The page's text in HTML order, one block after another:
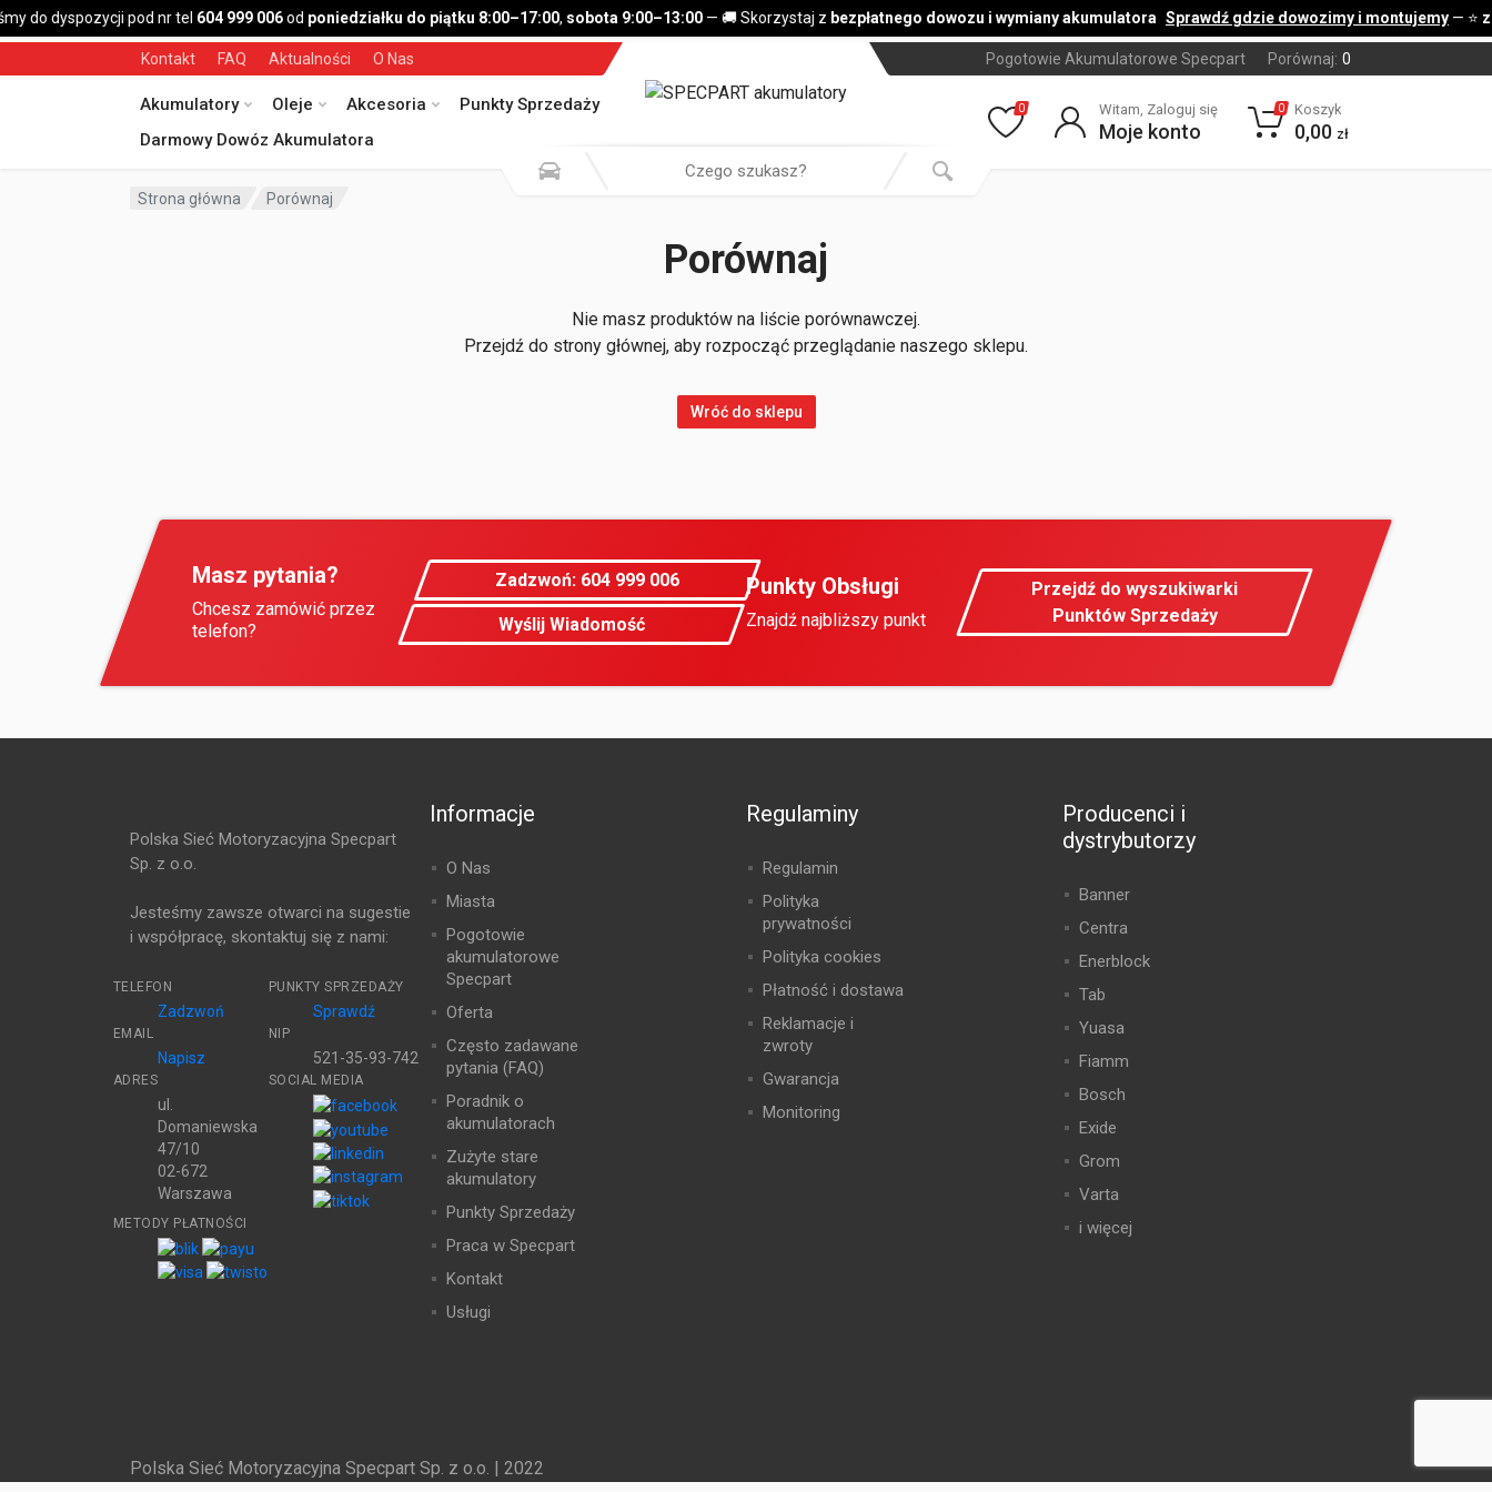
do dyspozycji pod nr tel 604 999 006od poniedziałku do piątku 8:00–17:00, sobota 9:00–13:00— 🚚 Skorzystaj z bezpłatnego dowozu i wymiany akumulatora Sprawdź gdzie dowozimy i montujemy— ⭐
Kontakt FAQ Aktualności O Nas Pogotowie Akumulatorowe Specpart Porównaj: 0
Akumulatory Oleje Akcesoria
Punkty Sprzedaży
Darmowy Dowóz Akumulatora
0 Witam, Zaloguj się
Moje konto
0 Koszyk
0,00 zł
Strona główna Porównaj
Porównaj
Nie masz produktów na liście porównawczej.
Przejdź do strony głównej, aby rozpocząć przeglądanie naszego sklepu.
Wróć do sklepu
Masz pytania?
Chcesz zamówić przez
telefon?
Zadzwoń: 604 999 006
Wyślij Wiadomość
Punkty Obsługi
Znajdź najbliższy punkt
Przejdź do wyszukiwarki
Punktów Sprzedaży
Polska Sieć Motoryzacyjna Specpart
Sp. z o.o.
Jesteśmy zawsze otwarci na sugestie
i współpracę, skontaktuj się z nami:
TELEFON
Zadzwoń
PUNKTY SPRZEDAŻY
Sprawdź
EMAIL
Napisz
NIP
521-35-93-742
ADRES
ul.
Domaniewska
47/10
02-672
Warszawa
SOCIAL MEDIA
METODY PŁATNOŚCI
Informacje
O Nas
Miasta
Pogotowie
akumulatorowe
Specpart
Oferta
Często zadawane
pytania (FAQ)
Poradnik o
akumulatorach
Zużyte stare
akumulatory
Punkty Sprzedaży
Praca w Specpart
Kontakt
Usługi
Regulaminy
Regulamin
Polityka
prywatności
Polityka cookies
Płatność i dostawa
Reklamacje i
zwroty
Gwarancja
Monitoring
Producenci i
dystrybutorzy
Banner
Centra
Enerblock
Tab
Yuasa
Fiamm
Bosch
Exide
Grom
Varta
i więcej
Polska Sieć Motoryzacyjna Specpart Sp. z o.o. | 2022